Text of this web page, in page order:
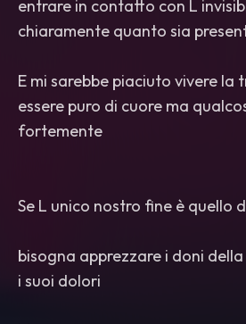
entrare in contatto con L
chiaramente quanto sia
E mi sarebbe piaciuto vivere la
essere puro di cuore ma
fortemente
Se L unico nostro fine è quello
bisogna apprezzare i doni
i suoi dolori